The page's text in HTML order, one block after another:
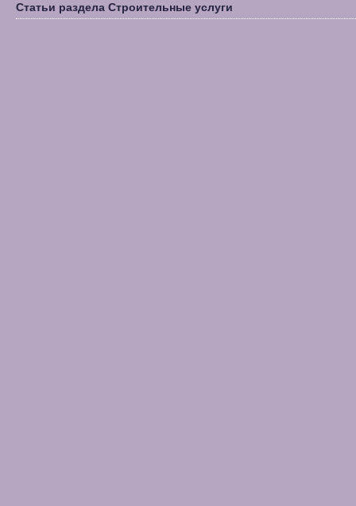
Статьи раздела Строительные услуги